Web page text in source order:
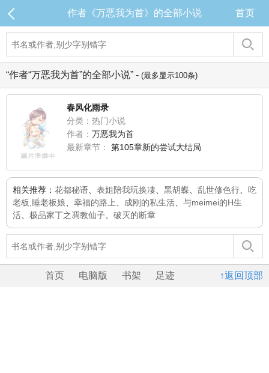
作者《万恶我为首》的全部小说 首页
“作者“万恶我为首”的全部小说” - (最多显示100条)
春风化雨录
分类：热门小说
作者： 万恶我为首
最新章节：
第105章新的尝试大结局
相关推荐： 花都秘语 表姐陪我玩换凄 黑胡蝶 乱世修色行
吃
老板,睡老板娘
幸福的路上 成刚的私生活
与meimei的H生
活
极品家丁之凋教仙子 破灭的断章
↑返回顶部
首页 电脑版 书架 足迹